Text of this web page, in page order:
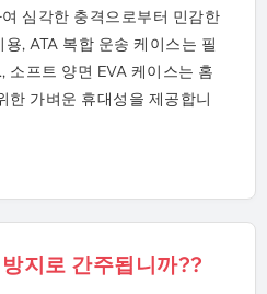
심각한 충격으로부터 민감한
, ATA 복합 운송 케이스는 필
소프트 양면 EVA 케이스는 홈
한 가벼운 휴대성을 제공합니
지로 간주됩니까??